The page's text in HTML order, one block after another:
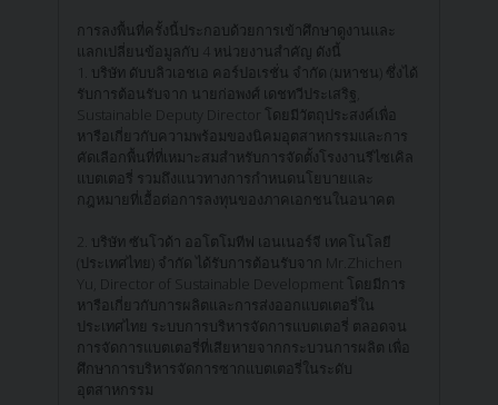
การลงพื้นที่ครั้งนี้ประกอบด้วยการเข้าศึกษาดูงานและ
แลกเปลี่ยนข้อมูลกับ 4 หน่วยงานสำคัญ ดังนี้
1. บริษัท ดับบลิวเอชเอ คอร์ปอเรชั่น จำกัด (มหาชน) ซึ่งได้
รับการต้อนรับจาก นายก่อพงศ์ เดชทวีประเสริฐ,
Sustainable Deputy Director โดยมีวัตถุประสงค์เพื่อ
หารือเกี่ยวกับความพร้อมของนิคมอุตสาหกรรมและการ
คัดเลือกพื้นที่ที่เหมาะสมสำหรับการจัดตั้งโรงงานรีไซเคิล
แบตเตอรี่ รวมถึงแนวทางการกำหนดนโยบายและ
กฎหมายที่เอื้อต่อการลงทุนของภาคเอกชนในอนาคต
2. บริษัท ซันโวด้า ออโตโมทีฟ เอนเนอร์จี เทคโนโลยี
(ประเทศไทย) จำกัด ได้รับการต้อนรับจาก Mr.Zhichen
Yu, Director of Sustainable Development โดยมีการ
หารือเกี่ยวกับการผลิตและการส่งออกแบตเตอรี่ใน
ประเทศไทย ระบบการบริหารจัดการแบตเตอรี่ ตลอดจน
การจัดการแบตเตอรี่ที่เสียหายจากกระบวนการผลิต เพื่อ
ศึกษาการบริหารจัดการซากแบตเตอรี่ในระดับ
อุตสาหกรรม